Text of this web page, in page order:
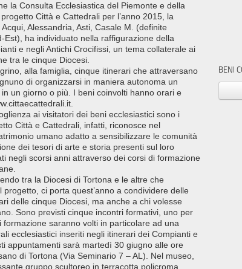
la Consulta Ecclesiastica del Piemonte e della
Città e Cattedrali per l’anno 2015, la
Alessandria, Asti, Casale M. (definite
Est), ha individuato nella raffigurazione della
e negli Antichi Crocifissi, un tema collaterale ai
tra le cinque Diocesi.
alla famiglia, cinque itinerari che attraversano
di organizzarsi in maniera autonoma un
un giorno o più. I beni coinvolti hanno orari e
ai visitatori dei beni ecclesiastici sono i
Città e Cattedrali, infatti, riconosce nel
umano adatto a sensibilizzare le comunità
dei tesori di arte e storia presenti sul loro
negli scorsi anni attraverso dei corsi di formazione
tra la Diocesi di Tortona e le altre che
ci porta quest’anno a condividere delle
delle cinque Diocesi, ma anche a chi volesse
Sono previsti cinque incontri formativi, uno per
saranno volti in particolare ad una
ecclesiastici inseriti negli itinerari dei Compianti e
appuntamenti sarà martedì 30 giugno alle ore
di Tortona (Via Seminario 7 – AL). Nel museo,
gruppo scultoreo in terracotta policroma,
BENI